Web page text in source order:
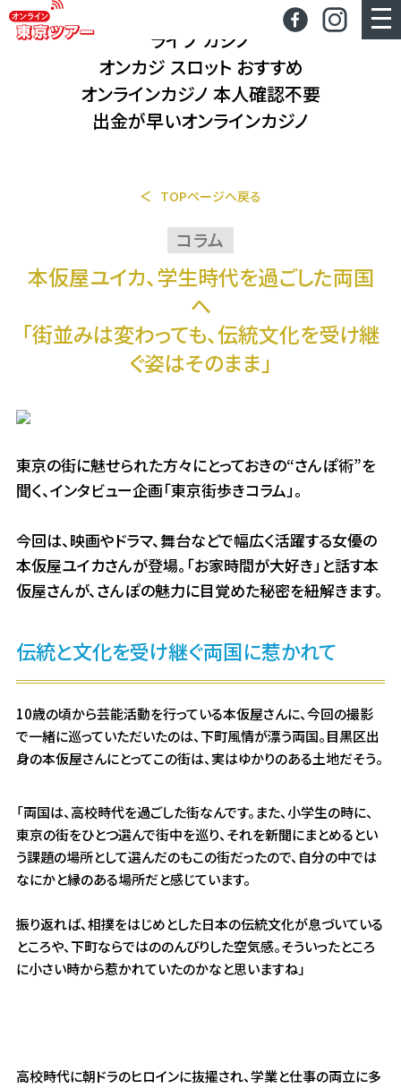
ライブ カジノ
オンカジ スロット おすすめ
オンラインカジノ 本人確認不要
出金が早いオンラインカジノ
TOPページへ戻る
コラム
本仮屋ユイカ、学生時代を過ごした両国
へ
「街並みは変わっても、伝統文化を受け継
ぐ姿はそのまま」
東京の街に魅せられた方々にとっておきの“さんぽ術”を
聞く、インタビュー企画「東京街歩きコラム」。
今回は、映画やドラマ、舞台などで幅広く活躍する女優の
本仮屋ユイカさんが登場。「お家時間が大好き」と話す本
仮屋さんが、さんぽの魅力に目覚めた秘密を紐解きます。
伝統と文化を受け継ぐ両国に惹かれて
10歳の頃から芸能活動を行っている本仮屋さんに、今回の撮影
で一緒に巡っていただいたのは、下町風情が漂う両国。目黒区出
身の本仮屋さんにとってこの街は、実はゆかりのある土地だそう。
「両国は、高校時代を過ごした街なんです。また、小学生の時に、
東京の街をひとつ選んで街中を巡り、それを新聞にまとめるとい
う課題の場所として選んだのもこの街だったので、自分の中では
なにかと縁のある場所だと感じています。
振り返れば、相撲をはじめとした日本の伝統文化が息づいている
ところや、下町ならではののんびりした空気感。そういったところ
に小さい時から惹かれていたのかなと思いますね」
高校時代に朝ドラのヒロインに抜擢され、学業と仕事の両立に多